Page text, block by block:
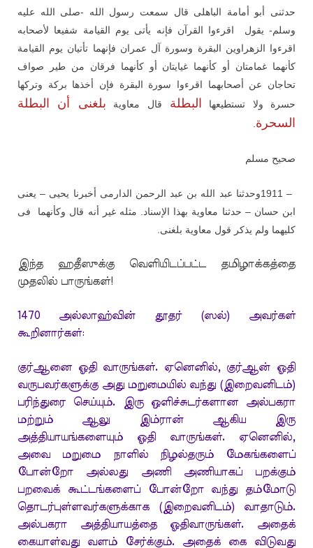
حدثنى أبو أمامة الباهلى قال سمعت رسول الله -صلى الله عليه
وسلم- يقول
اقرءوا القرآن فإنه يأتى يوم القيامة شفيعا لأصحابه
اقرءوا الزهراوين البقرة وسورة آل عمران فإنهما تأتيان يوم القيامة
كأنهما غمامتان أو كأنهما غيايتان أو كأنهما فرقان من طير صواف
تحاجان عن أصحابهما اقرءوا سورة البقرة فإن أخذها بركة وتركها
حسرة ولا تستطيعها
البطلة قال معاوية بلغنى أن البطلة
السحرة
صحيح مسلم
1911 –وحدثنا عبد الله بن عبد الرحمن الدارمى أخبرنا يحيى – يعنى
ابن حسان – حدثنا معاوية بهذا الإسناد. مثله غير أنه قال وكأنهما
فى
كليهما ولم يذكر قول معاوية بلغنى
இந்த ஹதீஸுக்கு வெளியிடப்பட்ட தமிழாக்கத்தை
முதலில் பாருங்கள்!
1470 அல்லாஹ்வின் தூதர் (ஸல்) அவர்கள்
கூறினார்கள்:
குர்ஆனை ஓதி வாருங்கள். ஏனெனில், குர்ஆன் ஓதி
வருபவர்களுக்கு அது மறுமையில் வந்து (இறைவனிடம்)
பரிந்துரை செய்யும். இரு ஒளிச்சுடர்களான அல்பகரா
மற்றும் ஆலு இம்ரான் ஆகிய இரு
அத்தியாயங்களையும் ஓதி வாருங்கள். ஏனெனில்,
அவை மறுமை நாளில் நிழல்தரும் மேகங்களைப்
போன்றோ அல்லது அணி அணியாகப் பறக்கும்
பறவைக் கூட்டங்களைப் போன்றோ வந்து தம்மோடு
தொடர்புள்ளவர்களுக்காக (இறைவனிடம்) வாதாடும்.
அல்பகரா அத்தியாயத்தை ஓதிவாருங்கள். அதைக்
கையாள்வது வளம் சேர்க்கும். அதைக் கை விடுவது